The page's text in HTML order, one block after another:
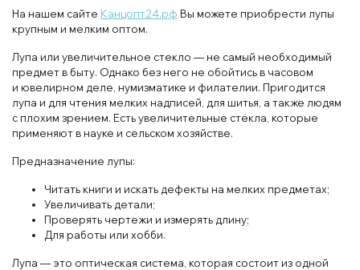
На нашем сайте Канцопт24.рф Вы можете приобрести лупы
крупным и мелким оптом.
Лупа или увеличительное стекло — не самый необходимый
предмет в быту. Однако без него не обойтись в часовом
и ювелирном деле, нумизматике и филателии. Пригодится
лупа и для чтения мелких надписей, для шитья, а также людям
с плохим зрением. Есть увеличительные стёкла, которые
применяют в науке и сельском хозяйстве.
Предназначение лупы:
Читать книги и искать дефекты на мелких предметах;
Увеличивать детали;
Проверять чертежи и измерять длину;
Для работы или хобби.
Лупа — это оптическая система, которая состоит из одной